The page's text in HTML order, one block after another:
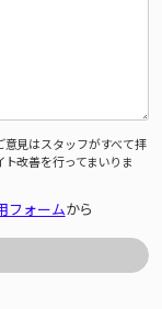
見はスタッフがすべて拝
改善を行ってまいりま
フォームから